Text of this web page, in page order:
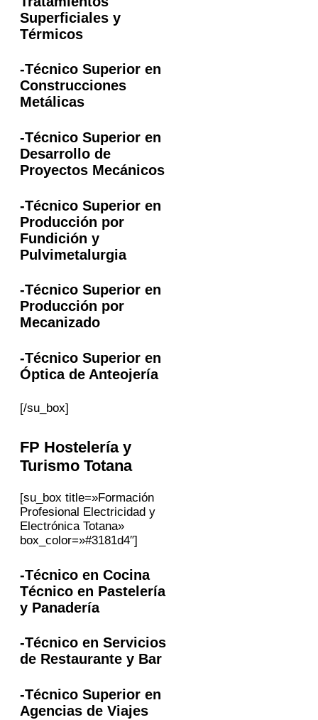
Superficiales y
Térmicos
-Técnico Superior en
Construcciones
Metálicas
-Técnico Superior en
Desarrollo de
Proyectos Mecánicos
-Técnico Superior en
Producción por
Fundición y
Pulvimetalurgia
-Técnico Superior en
Producción por
Mecanizado
-Técnico Superior en
Óptica de Anteojería
[/su_box]
FP Hostelería y
Turismo Totana
[su_box title=»Formación
Profesional Electricidad y
Electrónica Totana»
box_color=»#3181d4″]
-Técnico en Cocina
Técnico en Pastelería
y Panadería
-Técnico en Servicios
de Restaurante y Bar
-Técnico Superior en
Agencias de Viajes